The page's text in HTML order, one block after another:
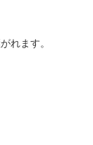
れます。